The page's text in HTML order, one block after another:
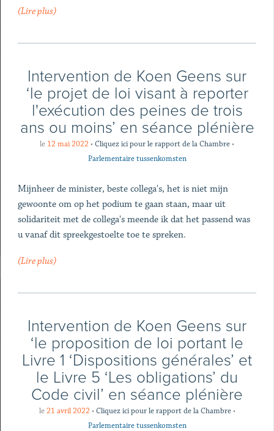
(Lire plus)
Intervention de Koen Geens sur
‘le projet de loi visant à reporter
l'exécution des peines de trois
ans ou moins’ en séance plénière
le12 mai 2022 •Cliquez ici pour le rapport de la Chambre•
Parlementaire tussenkomsten
Mijnheer de minister, beste collega's, het is niet mijn
gewoonte om op het podium te gaan staan, maar uit
solidariteit met de collega's meende ik dat het passend was
u vanaf dit spreekgestoelte toe te spreken.
(Lire plus)
Intervention de Koen Geens sur
‘le proposition de loi portant le
Livre 1 ‘Dispositions générales’ et
le Livre 5 ‘Les obligations’ du
Code civil’ en séance plénière
le 21 avril 2022 •Cliquez ici pour le rapport de la Chambre •
Parlementaire tussenkomsten